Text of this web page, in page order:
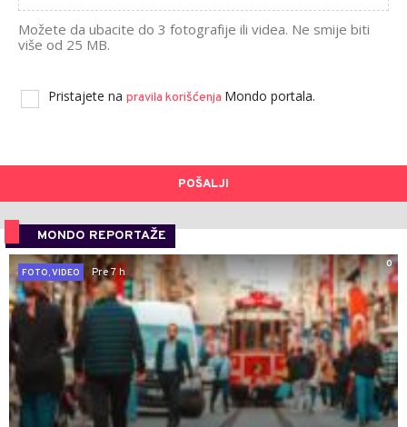
Možete da ubacite do 3 fotografije ili videa. Ne smije biti
više od 25 MB.
Pristajete na pravila korišćenja Mondo portala.
POŠALJI
MONDO REPORTAŽE
0
FOTO, VIDEO
Pre 7 h